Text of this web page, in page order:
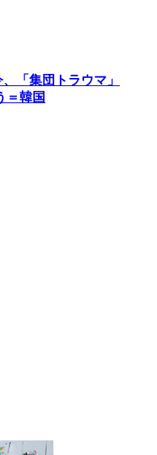
「集団トラウマ」
＝韓国